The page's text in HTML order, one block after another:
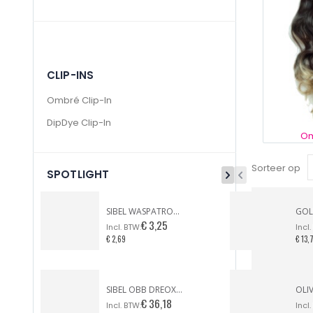
Sorteer op
CLIP-INS
Ombré Clip-In
DipDye Clip-In
SPOTLIGHT
SIBEL WASPATROON BREDE KOP GEZICHT & LICHAAM
€ 3,25
€ 2,69
SIBEL OBB DREOX FÖHN PURPLE TONIC LIMITED EDITION
€ 36,18
€